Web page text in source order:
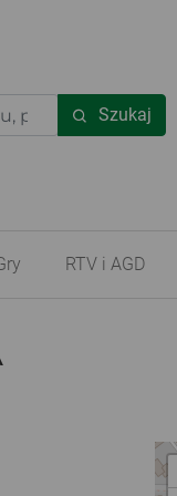
Szukaj
RTV i AGD